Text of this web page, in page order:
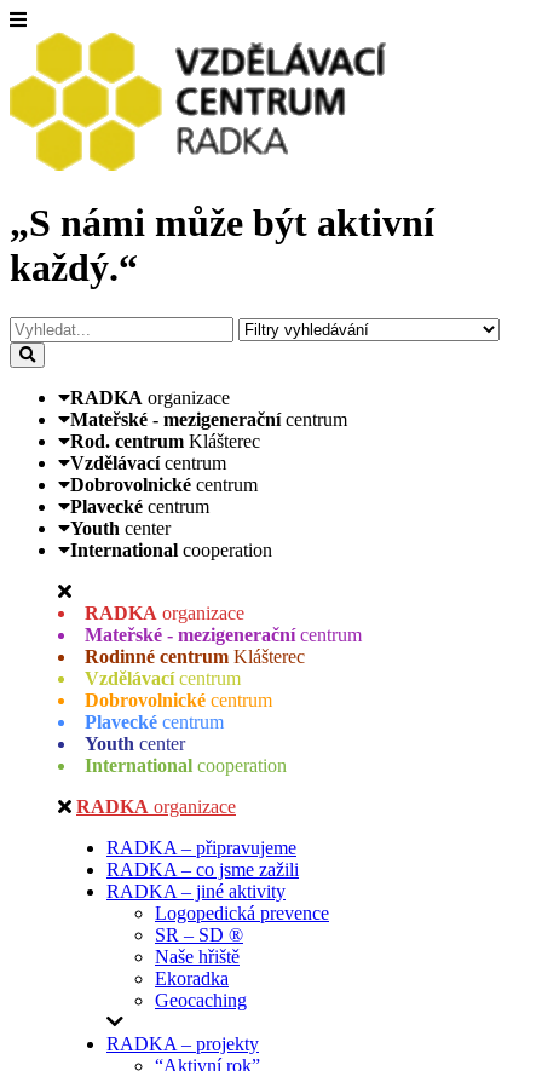
„S námi může být aktivní
každý.“
RADKA organizace
Mateřské - mezigenerační centrum
Rod. centrum Klášterec
Vzdělávací centrum
Dobrovolnické centrum
Plavecké centrum
Youth center
International cooperation
RADKA organizace
Mateřské - mezigenerační centrum
Rodinné centrum Klášterec
Vzdělávací centrum
Dobrovolnické centrum
Plavecké centrum
Youth center
International cooperation
RADKA organizace
RADKA – připravujeme
RADKA – co jsme zažili
RADKA – jiné aktivity
Logopedická prevence
SR – SD ®
Naše hřiště
Ekoradka
Geocaching
RADKA – projekty
“Aktivní rok”